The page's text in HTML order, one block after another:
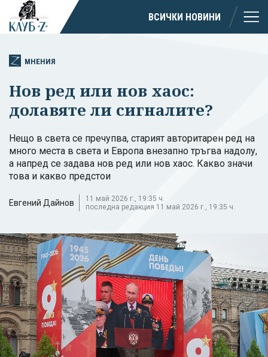
ВСИЧКИ НОВИНИ
МНЕНИЯ
Нов ред или нов хаос:
долавяте ли сигналите?
Нещо в света се пречупва, старият авторитарен ред на
много места в света и Европа внезапно тръгва надолу,
а напред се задава нов ред или нов хаос. Какво значи
това и какво предстои
Евгений Дайнов
11 май 2026 г., 19:35 ч.
последна редакция 11 май 2026 г., 19:35 ч.